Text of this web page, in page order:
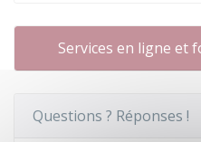
Services en ligne et
Questions ? Réponses !